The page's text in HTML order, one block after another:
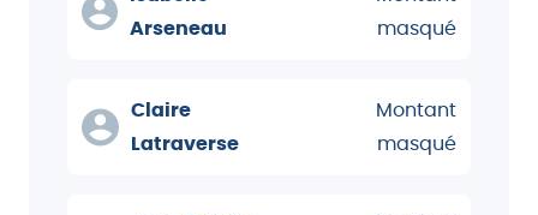
Arseneau
masqué
Claire
Latraverse
Montant
masqué